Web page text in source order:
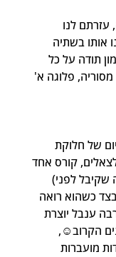
לנו
אותו בשתיה
תודה על כל
פלוגה א'
של חלוקת
קורס אחד
שקיבל לפני)
כשהוא רואה
ענבל יוצרת
הקרוב☺️,
מועברות